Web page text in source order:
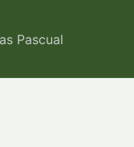
Pascual